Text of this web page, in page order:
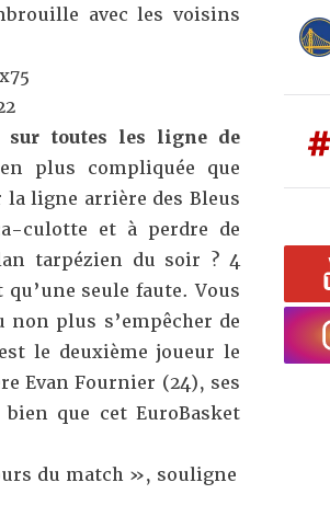
avec les voisins
sur toutes les ligne de
plus compliquée que
la ligne arrière des Bleus
culotte et à perdre de
tarpézien du soir ? 4
seule faute. Vous
plus s’empêcher de
le deuxième joueur le
Evan Fournier (24), ses
que cet EuroBasket
du match », souligne